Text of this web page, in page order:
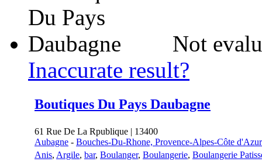
Not
Inaccurate result?
Boutiques Du Pays Daubagne
61 Rue De La Rpublique | 13400
Aubagne - Bouches-Du-Rhone, Provence-Alpes-Côte d'Azur
Anis, Argile, bar, Boulanger, Boulangerie, Boulangerie